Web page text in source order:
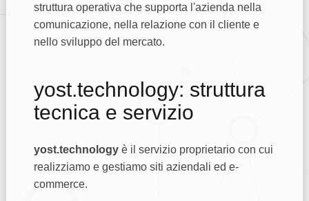
struttura operativa che supporta l'azienda nella
comunicazione, nella relazione con il cliente e
nello sviluppo del mercato.
yost.technology: struttura
tecnica e servizio
yost.technologyè il servizio proprietario con cui
realizziamo e gestiamo siti aziendali ed e-
commerce.